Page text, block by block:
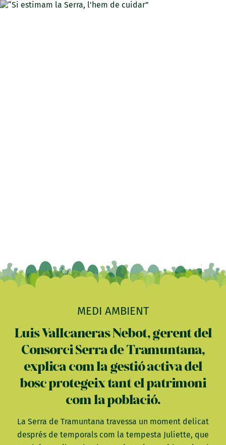
MEDI AMBIENT
Luis Vallcaneras Nebot, gerent del
Consorci Serra de Tramuntana,
explica com la gestió activa del
bosc protegeix tant el patrimoni
com la població.
La Serra de Tramuntana travessa un moment delicat
després de temporals com la tempesta Juliette, que